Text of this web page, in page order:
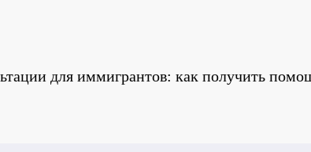
для иммигрантов: как получить